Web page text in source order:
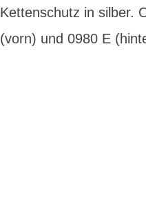
Kettenschutz in silber.
(vorn) und 0980 E